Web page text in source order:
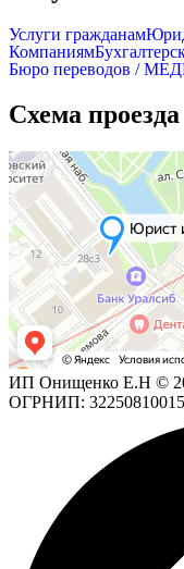
Услуги гражданам
Компаниям
Бюро переводов /
Схема проезда
ИП Онищенко Е.Н ©
ОГРНИП: